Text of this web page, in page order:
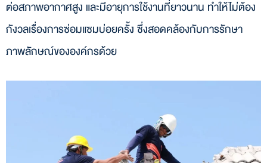
ต่อสภาพอากาศสูง และมีอายุการใช้งานที่ยาวนาน ทำให้ไม่ต้อง
กังวลเรื่องการซ่อมแซมบ่อยครั้ง ซึ่งสอดคล้องกับการรักษา
ภาพลักษณ์ขององค์กรด้วย